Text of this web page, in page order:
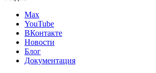
Max
YouTube
ВКонтакте
Новости
Блог
Документация